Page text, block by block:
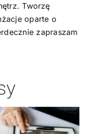
Tworzę
oparte o
zapraszam